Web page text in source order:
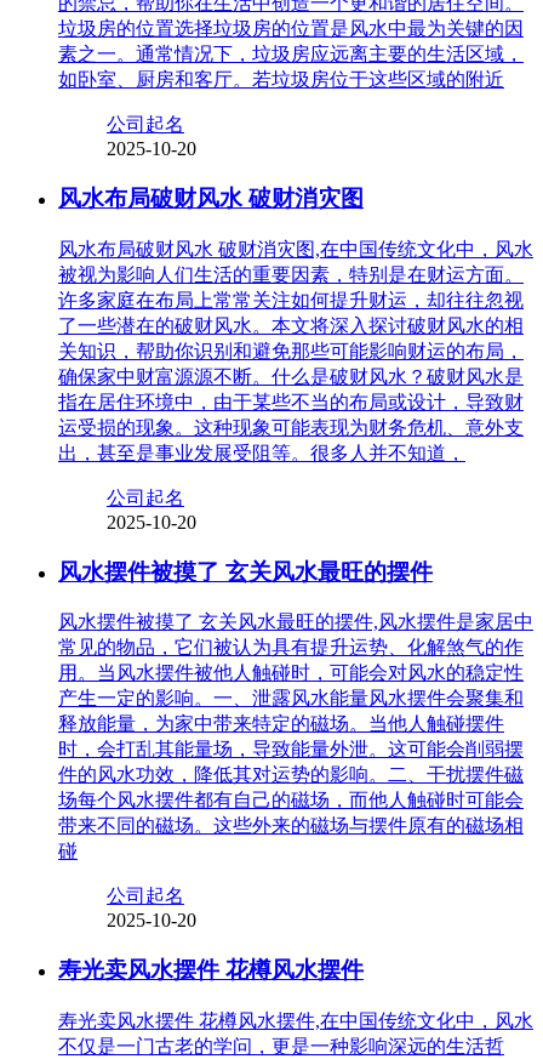
垃圾房的位置选择垃圾房的位置是风水中最为关键的因
素之一。通常情况下，垃圾房应远离主要的生活区域，
如卧室、厨房和客厅。若垃圾房位于这些区域的附近
公司起名
2025-10-20
风水布局破财风水 破财消灾图
风水布局破财风水 破财消灾图,在中国传统文化中，风水
被视为影响人们生活的重要因素，特别是在财运方面。
许多家庭在布局上常常关注如何提升财运，却往往忽视
了一些潜在的破财风水。本文将深入探讨破财风水的相
关知识，帮助你识别和避免那些可能影响财运的布局，
确保家中财富源源不断。什么是破财风水？破财风水是
指在居住环境中，由于某些不当的布局或设计，导致财
运受损的现象。这种现象可能表现为财务危机、意外支
出，甚至是事业发展受阻等。很多人并不知道，
公司起名
2025-10-20
风水摆件被摸了 玄关风水最旺的摆件
风水摆件被摸了 玄关风水最旺的摆件,风水摆件是家居中
常见的物品，它们被认为具有提升运势、化解煞气的作
用。当风水摆件被他人触碰时，可能会对风水的稳定性
产生一定的影响。一、泄露风水能量风水摆件会聚集和
释放能量，为家中带来特定的磁场。当他人触碰摆件
时，会打乱其能量场，导致能量外泄。这可能会削弱摆
件的风水功效，降低其对运势的影响。二、干扰摆件磁
场每个风水摆件都有自己的磁场，而他人触碰时可能会
带来不同的磁场。这些外来的磁场与摆件原有的磁场相
碰
公司起名
2025-10-20
寿光卖风水摆件 花樽风水摆件
寿光卖风水摆件 花樽风水摆件,在中国传统文化中，风水
不仅是一门古老的学问，更是一种影响深远的生活哲